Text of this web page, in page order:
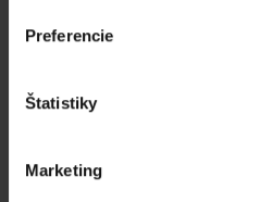
Preferencie
Štatistiky
Marketing
všetky miesta kde jesť a